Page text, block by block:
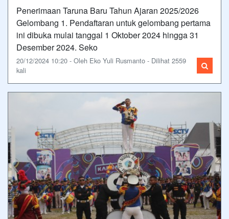
Penerimaan Taruna Baru Tahun Ajaran 2025/2026
Gelombang 1. Pendaftaran untuk gelombang pertama
ini dibuka mulai tanggal 1 Oktober 2024 hingga 31
Desember 2024. Seko
20/12/2024 10:20 - Oleh Eko Yuli Rusmanto - Dilihat 2559
kali